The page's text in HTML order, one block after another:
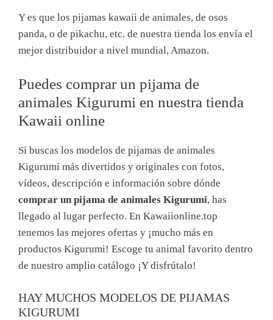
Y es que los pijamas kawaii de animales, de osos
panda, o de pikachu, etc. de nuestra tienda los envía el
mejor distribuidor a nivel mundial, Amazon.
Puedes comprar un pijama de
animales Kigurumi en nuestra tienda
Kawaii online
Si buscas los modelos de pijamas de animales
Kigurumi más divertidos y originales con fotos,
vídeos, descripción e información sobre dónde
comprar un pijama de animales Kigurumi, has
llegado al lugar perfecto. En Kawaiionline.top
tenemos las mejores ofertas y ¡mucho más en
productos Kigurumi! Escoge tu animal favorito dentro
de nuestro amplio catálogo ¡Y disfrútalo!
HAY MUCHOS MODELOS DE PIJAMAS
KIGURUMI